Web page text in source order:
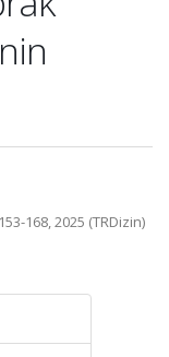
168, 2025 (TRDizin)